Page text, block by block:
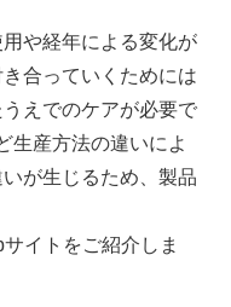
や経年による変化が
合っていくためには
えでのケアが必要で
生産方法の違いによ
が生じるため、製品
イトをご紹介しま